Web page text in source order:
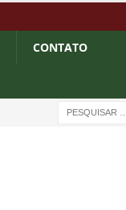
CONTATO